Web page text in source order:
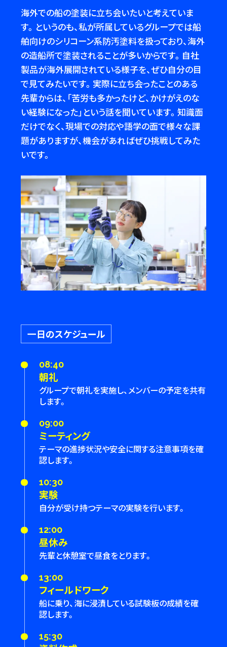
海外での船の塗装に立ち会いたいと考えていま
す。というのも、私が所属しているグループでは船
舶向けのシリコーン系防汚塗料を扱っており、海外
の造船所で塗装されることが多いからです。自社
製品が海外展開されている様子を、ぜひ自分の目
で見てみたいです。実際に立ち会ったことのある
先輩からは、「苦労も多かったけど、かけがえのな
い経験になった」という話を聞いています。知識面
だけでなく、現場での対応や語学の面で様々な課
題がありますが、機会があればぜひ挑戦してみた
いです。
一日のスケジュール
08:40
朝礼
グループで朝礼を実施し、メンバーの予定を共有
します。
09:00
ミーティング
テーマの進捗状況や安全に関する注意事項を確
認します。
10:30
実験
自分が受け持つテーマの実験を行います。
12:00
昼休み
先輩と休憩室で昼食をとります。
13:00
フィールドワーク
船に乗り、海に浸漬している試験板の成績を確
認します。
15:30